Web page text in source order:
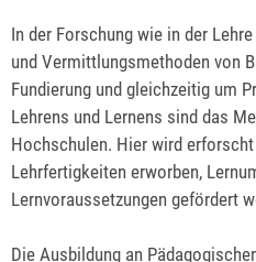
In der Forschung wie in der
und Vermittlungsmethoden von
Fundierung und gleichzeitig um
Lehrens und Lernens sind das
Hochschulen. Hier wird
Lehrfertigkeiten erworben,
Lernvoraussetzungen gefördert
Die Ausbildung an